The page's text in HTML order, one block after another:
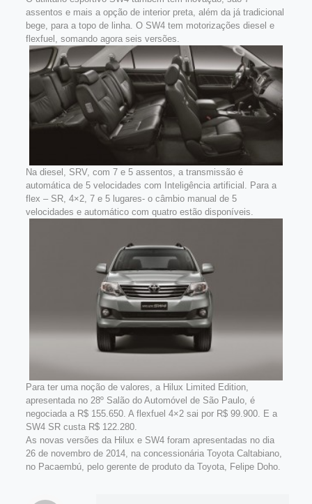
assentos e mais a opção de interior preta, além da já tradicional
bege, para a topo de linha. O SW4 tem motorizações diesel e
flexfuel, somando agora seis versões.
Na diesel, SRV, com 7 e 5 assentos, a transmissão é
automática de 5 velocidades com Inteligência artificial. Para a
flex – SR, 4×2, 7 e 5 lugares- o câmbio manual de 5
velocidades e automático com quatro estão disponíveis.
Para ter uma noção de valores, a Hilux Limited Edition,
apresentada no 28º Salão do Automóvel de São Paulo, é
negociada a R$ 155.650. A flexfuel 4×2 sai por R$ 99.900. E a
SW4 SR custa R$ 122.280.
As novas versões da Hilux e SW4 foram apresentadas no dia
26 de novembro de 2014, na concessionária Toyota Caltabiano,
no Pacaembú, pelo gerente de produto da Toyota, Felipe Doho.